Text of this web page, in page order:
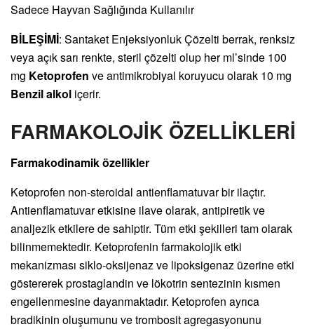
Sadece Hayvan Sağlığında Kullanılır
BİLEŞİMİ: Santaket Enjeksiyonluk Çözelti berrak, renksiz
veya açık sarı renkte, steril çözelti olup her ml’sinde 100
mg Ketoprofen ve antimikrobiyal koruyucu olarak 10 mg
Benzil alkol içerir.
FARMAKOLOJİK ÖZELLİKLERİ
Farmakodinamik özellikler
Ketoprofen non-steroidal antienflamatuvar bir ilaçtır.
Antienflamatuvar etkisine ilave olarak, antipiretik ve
analjezik etkilere de sahiptir. Tüm etki şekilleri tam olarak
bilinmemektedir. Ketoprofenin farmakolojik etki
mekanizması siklo-oksijenaz ve lipoksigenaz üzerine etki
göstererek prostaglandin ve lökotrin sentezinin kısmen
engellenmesine dayanmaktadır. Ketoprofen ayrıca
bradikinin oluşumunu ve trombosit agregasyonunu